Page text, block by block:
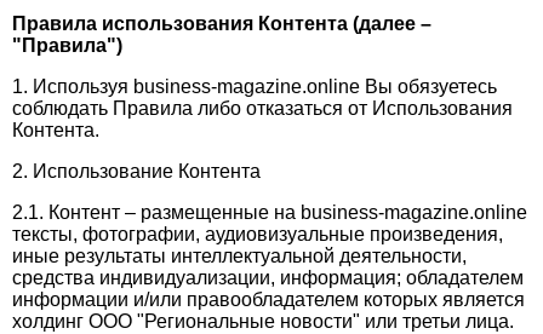
Правила использования Контента (далее –
"Правила")
1. Используя business-magazine.online Вы обязуетесь
соблюдать Правила либо отказаться от Использования
Контента.
2. Использование Контента
2.1. Контент – размещенные на business-magazine.online
тексты, фотографии, аудиовизуальные произведения,
иные результаты интеллектуальной деятельности,
средства индивидуализации, информация; обладателем
информации и/или правообладателем которых является
холдинг ООО "Региональные новости" или третьи лица.